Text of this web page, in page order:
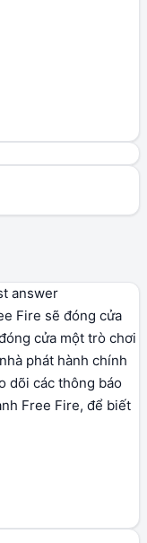
answer
Fire sẽ đóng cửa
cửa một trò chơi
phát hành chính
dõi các thông báo
Free Fire, để biết